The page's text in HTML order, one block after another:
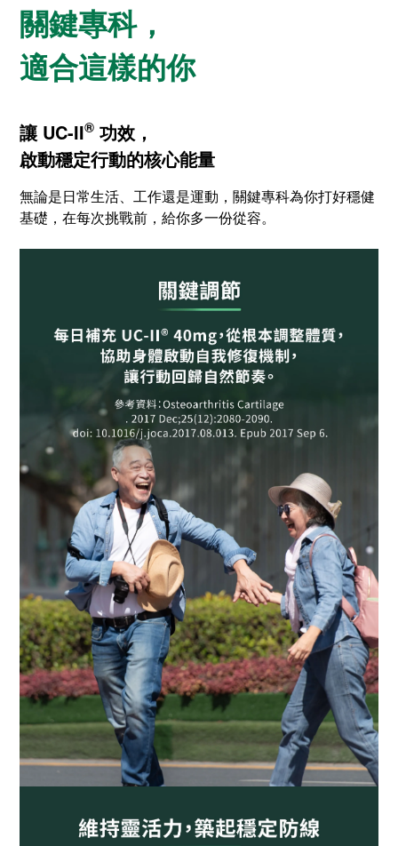
關鍵專科，
適合這樣的你
讓 UC-II® 功效，
啟動穩定行動的核心能量
無論是日常生活、工作還是運動，關鍵專科為你打好穩健
基礎，在每次挑戰前，給你多一份從容。